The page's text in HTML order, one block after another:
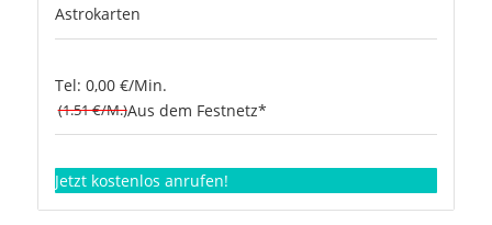
Astrokarten
Tel: 0,00 €/Min.
(1.51 €/M.)Aus dem Festnetz*
Jetzt kostenlos anrufen!